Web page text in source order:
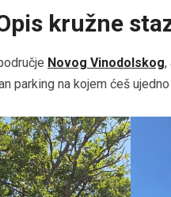
kružne
Novog Vinodolskog,
parking na kojem ćeš